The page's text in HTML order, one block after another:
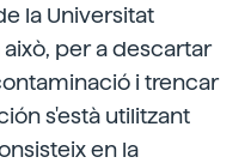
la Universitat
per a descartar
i trencar
s'està utilitzant
en la